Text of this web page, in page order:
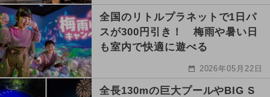
全国のリトルプラネットで1日パ
スが300円引き！ 梅雨や暑い日
も室内で快適に遊べる
2026年05月22日
全長130mの巨大プールやBIG S